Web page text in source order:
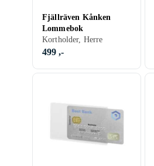
Fjällräven Kånken
Lommebok
Kortholder, Herre
499 ,-